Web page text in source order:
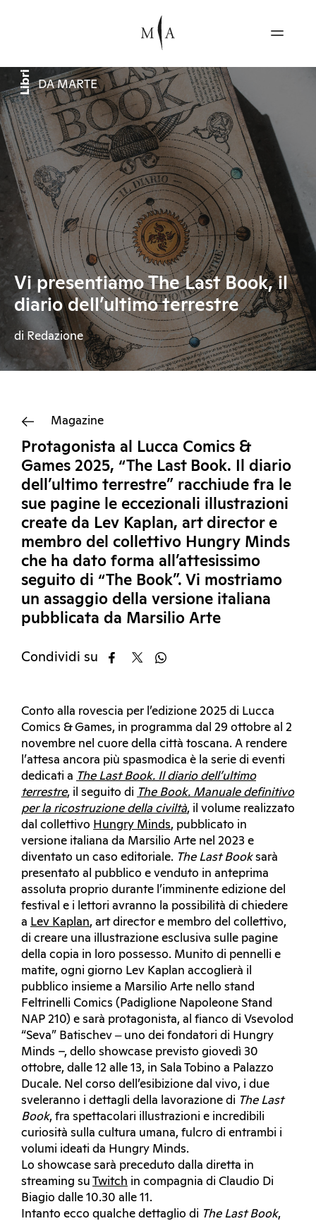
Libri DA MARTE
Vi presentiamo The Last Book, il
diario dell’ultimo terrestre
di Redazione
Magazine
Protagonista al Lucca Comics &
Games 2025, “The Last Book. Il diario
dell’ultimo terrestre” racchiude fra le
sue pagine le eccezionali illustrazioni
create da Lev Kaplan, art director e
membro del collettivo Hungry Minds
che ha dato forma all’attesissimo
seguito di “The Book”. Vi mostriamo
un assaggio della versione italiana
pubblicata da Marsilio Arte
Condividi su
Conto alla rovescia per l’edizione 2025 di Lucca
Comics & Games, in programma dal 29 ottobre al 2
novembre nel cuore della città toscana. A rendere
l’attesa ancora più spasmodica è la serie di eventi
dedicati a The Last Book. Il diario dell’ultimo
terrestre, il seguito di The Book. Manuale definitivo
per la ricostruzione della civiltà, il volume realizzato
dal collettivo Hungry Minds, pubblicato in
versione italiana da Marsilio Arte nel 2023 e
diventato un caso editoriale. The Last Booksarà
presentato al pubblico e venduto in anteprima
assoluta proprio durante l’imminente edizione del
festival e i lettori avranno la possibilità di chiedere
a Lev Kaplan, art director e membro del collettivo,
di creare una illustrazione esclusiva sulle pagine
della copia in loro possesso. Munito di pennelli e
matite, ogni giorno Lev Kaplan accoglierà il
pubblico insieme a Marsilio Arte nello stand
Feltrinelli Comics (Padiglione Napoleone Stand
NAP 210) e sarà protagonista, al fianco di Vsevolod
“Seva” Batischev ‒ uno dei fondatori di Hungry
Minds –, dello showcase previsto giovedì 30
ottobre, dalle 12 alle 13, in Sala Tobino a Palazzo
Ducale. Nel corso dell’esibizione dal vivo, i due
sveleranno i dettagli della lavorazione di The Last
Book, fra spettacolari illustrazioni e incredibili
curiosità sulla cultura umana, fulcro di entrambi i
volumi ideati da Hungry Minds.
Lo showcase sarà preceduto dalla diretta in
streaming su Twitch in compagnia di Claudio Di
Biagio dalle 10.30 alle 11.
Intanto ecco qualche dettaglio di The Last Book,